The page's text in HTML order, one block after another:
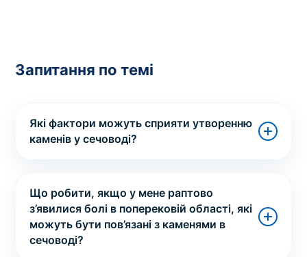
Запитання по темі
Які фактори можуть сприяти утворенню
каменів у сечоводі?
Що робити, якщо у мене раптово
з’явилися болі в поперековій області, які
можуть бути пов’язані з каменями в
сечоводі?